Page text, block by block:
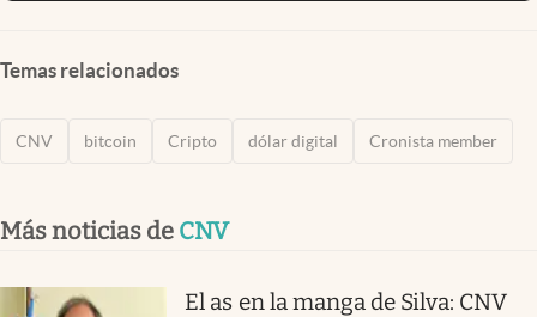
Temas relacionados
CNV bitcoin Cripto dólar digital Cronista member
Más noticias de CNV
El as en la manga de Silva: CNV